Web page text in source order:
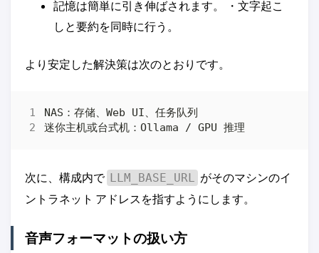
記憶は簡単に引き伸ばされます。 ・文字起こ
しと要約を同時に行う。
より安定した解決策は次のとおりです。
次に、構成内で LLM_BASE_URL がそのマシンのイ
ントラネット アドレスを指すようにします。
音声フォーマットの扱い方